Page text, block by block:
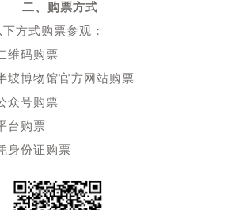
二、购票方式
方式购票参观：
码购票
博物馆官方网站购票
号购票
购票
份证购票